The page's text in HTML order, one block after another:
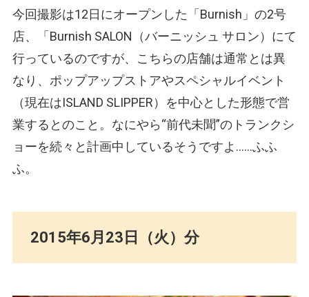
今回撮影は12日にオープンした「Burnish」の2号
店、「Burnish SALON （バーニッシュ サロン） にて
行っているのですが、こちらの店舗は通常とは異
なり、ポップアップストアやスペシャルイベント
（現在はISLAND SLIPPER） を中心とした形態で営
業するとのこと。なにやら“前代未聞”のトランクシ
ョーを続々と計画中しているそうですよ……ふふ
ふ。
2015年6月23日（火）分